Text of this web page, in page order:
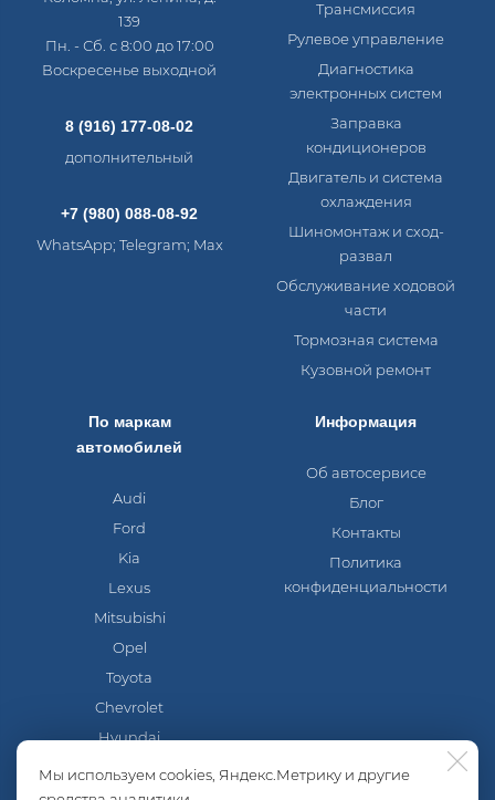
Мы используем cookies, Яндекс.Метрику и другие
139
Пн. - Сб. с 8:00 до 17:00
Воскресенье выходной
8 (916) 177-08-02
дополнительный
+7 (980) 088-08-92
WhatsApp; Telegram; Max
Трансмиссия
Рулевое управление
Диагностика
электронных систем​
Заправка
кондиционеров
Двигатель и система
охлаждения
Шиномонтаж и сход-
развал
Обслуживание ходовой
части
Тормозная система
Кузовной ремонт
По маркам
автомобилей
Audi
Ford
Kia
Lexus
Mitsubishi
Opel
Toyota
Chevrolet
Hyundai
Информация
Об автосервисе
Блог
Контакты
Политика
конфиденциальности